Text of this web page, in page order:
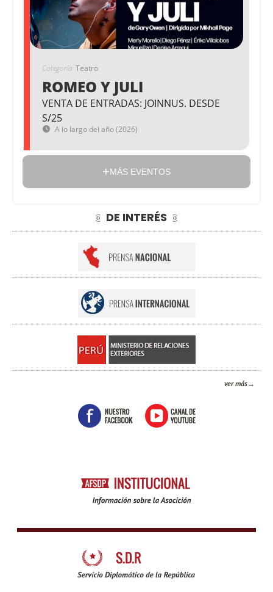
Categoría Teatro
ROMEO Y JULI
VENTA DE ENTRADAS: JOINNUS. DESDE
S/25
A lo largo del año (2026)
MÁS EVENTOS
DE INTERÉS
ver más